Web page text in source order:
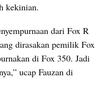
kekinian.
dari Fox R
dirasakan pemilik Fox
di Fox 350. Jadi
ucap Fauzan di